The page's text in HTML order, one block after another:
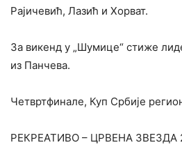
Рајичевић, Лазић и Хорват.
За викенд у „Шумице“ стиже
из Панчева.
Четвртфинале, Куп Србије
РЕКРЕАТИВО – ЦРВЕНА ЗВЕЗДА